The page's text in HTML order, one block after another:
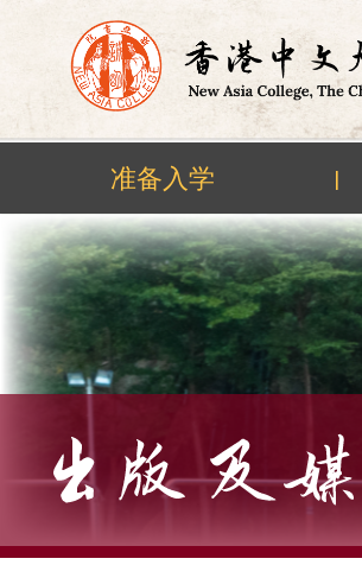
Skip
content
准备入学 |